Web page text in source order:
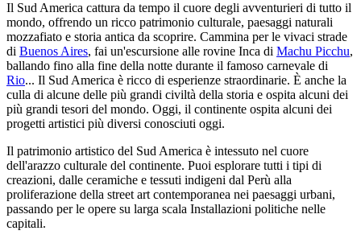
Il Sud America cattura da tempo il cuore degli avventurieri di tutto il
mondo, offrendo un ricco patrimonio culturale, paesaggi naturali
mozzafiato e storia antica da scoprire. Cammina per le vivaci strade
di Buenos Aires, fai un'escursione alle rovine Inca di Machu Picchu,
ballando fino alla fine della notte durante il famoso carnevale di
Rio... Il Sud America è ricco di esperienze straordinarie. È anche la
culla di alcune delle più grandi civiltà della storia e ospita alcuni dei
più grandi tesori del mondo. Oggi, il continente ospita alcuni dei
progetti artistici più diversi conosciuti oggi.
Il patrimonio artistico del Sud America è intessuto nel cuore
dell'arazzo culturale del continente. Puoi esplorare tutti i tipi di
creazioni, dalle ceramiche e tessuti indigeni dal Perù alla
proliferazione della street art contemporanea nei paesaggi urbani,
passando per le opere su larga scala Installazioni politiche nelle
capitali.